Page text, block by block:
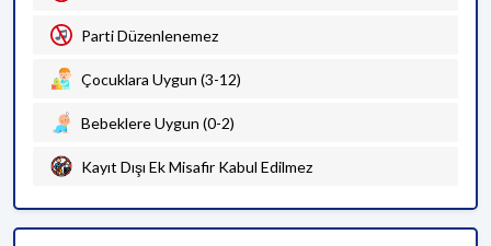
Parti Düzenlenemez
Çocuklara Uygun (3-12)
Bebeklere Uygun (0-2)
Kayıt Dışı Ek Misafir Kabul Edilmez